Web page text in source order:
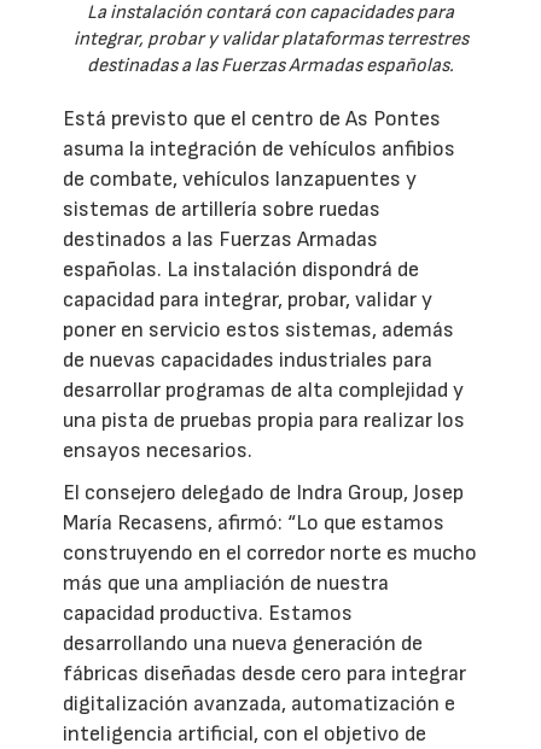
La instalación contará con capacidades para
integrar, probar y validar plataformas terrestres
destinadas a las Fuerzas Armadas españolas.
Está previsto que el centro de As Pontes
asuma la integración de vehículos anfibios
de combate, vehículos lanzapuentes y
sistemas de artillería sobre ruedas
destinados a las Fuerzas Armadas
españolas. La instalación dispondrá de
capacidad para integrar, probar, validar y
poner en servicio estos sistemas, además
de nuevas capacidades industriales para
desarrollar programas de alta complejidad y
una pista de pruebas propia para realizar los
ensayos necesarios.
El consejero delegado de Indra Group, Josep
María Recasens, afirmó: “Lo que estamos
construyendo en el corredor norte es mucho
más que una ampliación de nuestra
capacidad productiva. Estamos
desarrollando una nueva generación de
fábricas diseñadas desde cero para integrar
digitalización avanzada, automatización e
inteligencia artificial, con el objetivo de